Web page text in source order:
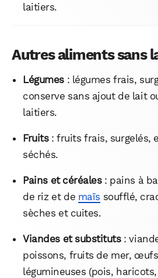
laitiers.
Autres aliments sans
Légumes: légumes frais,
conserve sans ajout de lait
laitiers.
Fruits: fruits frais, surgelés,
séchés.
Pains et céréales: pains à
de riz et de maïs soufflé,
sèches et cuites.
Viandes et substituts:
poissons, fruits de mer,
légumineuses (pois,